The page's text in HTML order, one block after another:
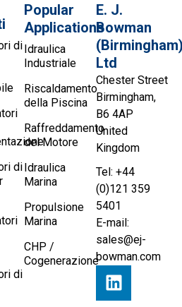
di
di
di
Popular
Applications
Idraulica
Industriale
Riscaldamento
della Piscina
Raffreddamento
del Motore
Idraulica
Marina
Propulsione
Marina
CHP /
Cogenerazione
E. J.
Bowman
Ltd
Chester Street
Birmingham,
B6 4AP
United
Kingdom
Tel: +44
(0)121 359
5401
E-mail:
sales@ej-
bowman.com